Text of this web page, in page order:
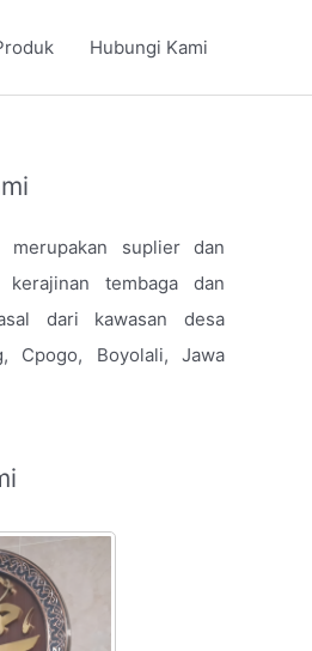
Hubungi Kami
merupakan suplier dan
kerajinan tembaga dan
dari kawasan desa
Cpogo, Boyolali, Jawa